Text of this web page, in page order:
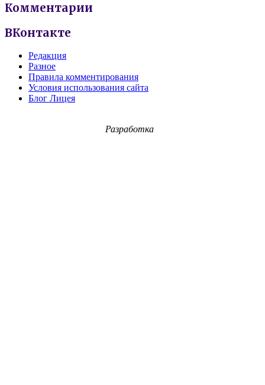
Комментарии
ВКонтакте
Редакция
Разное
Правила комментирования
Условия использования сайта
Блог Лицея
Разработка